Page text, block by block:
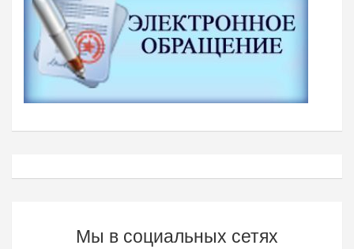
Мы в социальных сетях